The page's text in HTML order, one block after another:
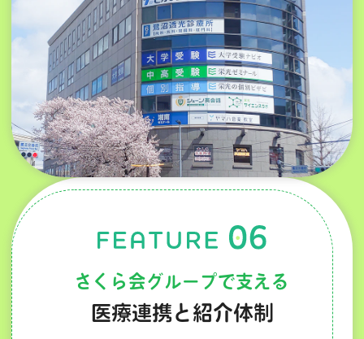
さくら会グループで支える
医療連携と紹介体制